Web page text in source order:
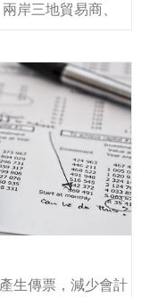
岸三地貿易商、
生傳票，減少會計